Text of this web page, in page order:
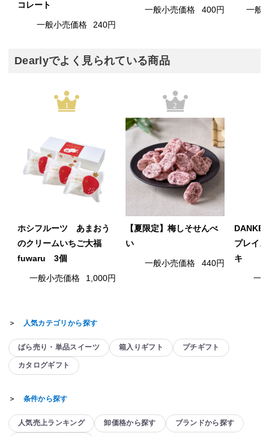
コレート
一般小売価格 240円
一般小売価格 400円 一般
Dearlyでよく見られている商品
1
ホシフルーツ あまおう
のクリームいちご大福
fuwaru 3個
一般小売価格 1,000円
2
【夏限定】梅しそせんべ
い
一般小売価格 440円
DANKE
プレイ
キ
一
＞ 人気カテゴリから探す
ばら売り・単品スイーツ 箱入りギフト プチギフト
カタログギフト
＞ 条件から探す
人気売上ランキング 卸価格から探す ブランドから探す